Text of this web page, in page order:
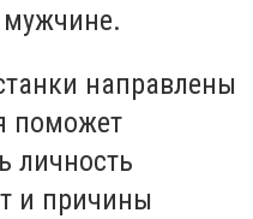
направлены
поможет
личность
и причины